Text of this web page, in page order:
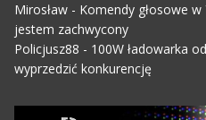
Mirosław- Komendy głosowe
jestem zachwycony
Policjusz88 - 100W ładowarka
wyprzedzić konkurencję